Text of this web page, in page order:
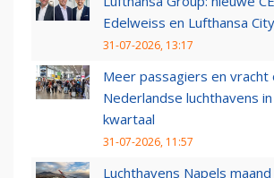
Edelweiss en Lufthansa
31-07-2026, 13:17
Meer passagiers en vracht
Nederlandse luchthavens
kwartaal
31-07-2026, 11:57
Luchthavens Napels